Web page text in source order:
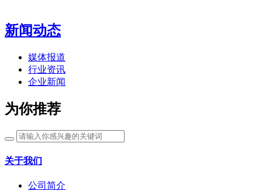
新闻动态
媒体报道
行业资讯
企业新闻
为你推荐
关于我们
公司简介